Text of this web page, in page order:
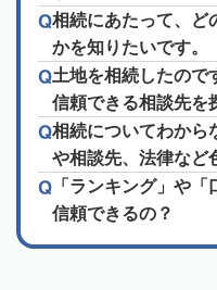
相続にあたって、ど
かを知りたいです。
土地を相続したので
信頼できる相談先を
相続についてわから
や相談先、法律など
「ランキング」や
信頼できるの？